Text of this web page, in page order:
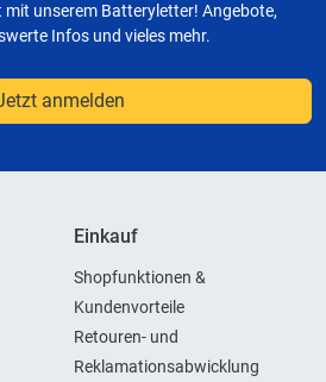
mit unserem Batteryletter! Angebote,
Infos und vieles mehr.
anmelden
Einkauf
Shopfunktionen &
Kundenvorteile
Retouren- und
Reklamationsabwicklung